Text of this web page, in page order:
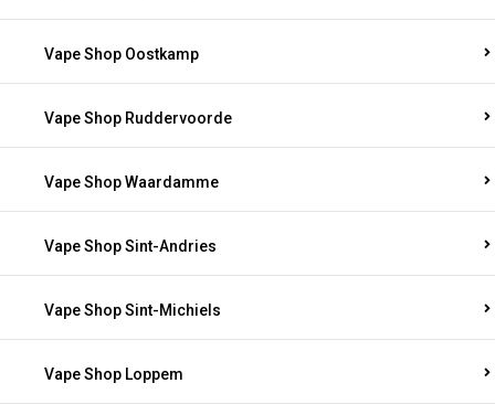
Vape Shop Oostkamp
Vape Shop Ruddervoorde
Vape Shop Waardamme
Vape Shop Sint-Andries
Vape Shop Sint-Michiels
Vape Shop Loppem